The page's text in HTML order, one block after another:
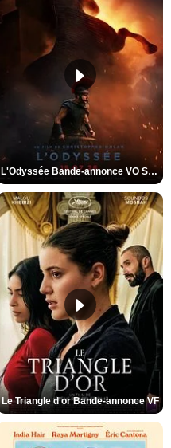
L'Odyssée Bande-annonce VO STFR
Le Triangle d'or Bande-annonce VF